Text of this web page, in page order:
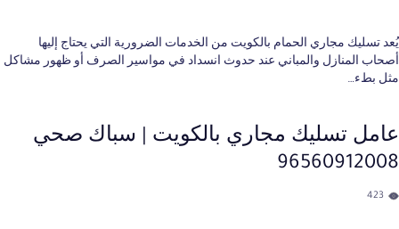
يُعد تسليك مجاري الحمام بالكويت من الخدمات الضرورية التي يحتاج إليها
أصحاب المنازل والمباني عند حدوث انسداد في مواسير الصرف أو ظهور مشاكل
مثل بطء…
عامل تسليك مجاري​ بالكويت | سباك صحي
96560912008
423